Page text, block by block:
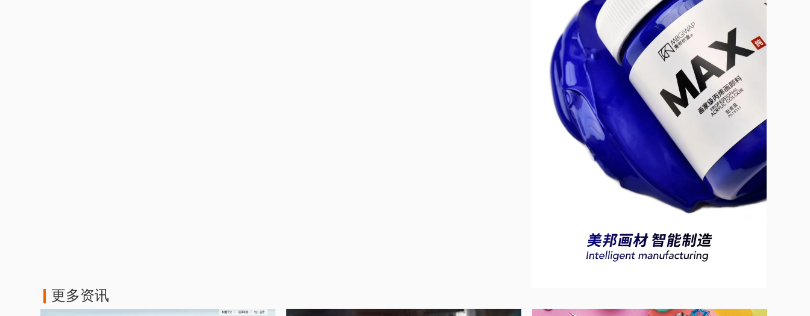
更多资讯